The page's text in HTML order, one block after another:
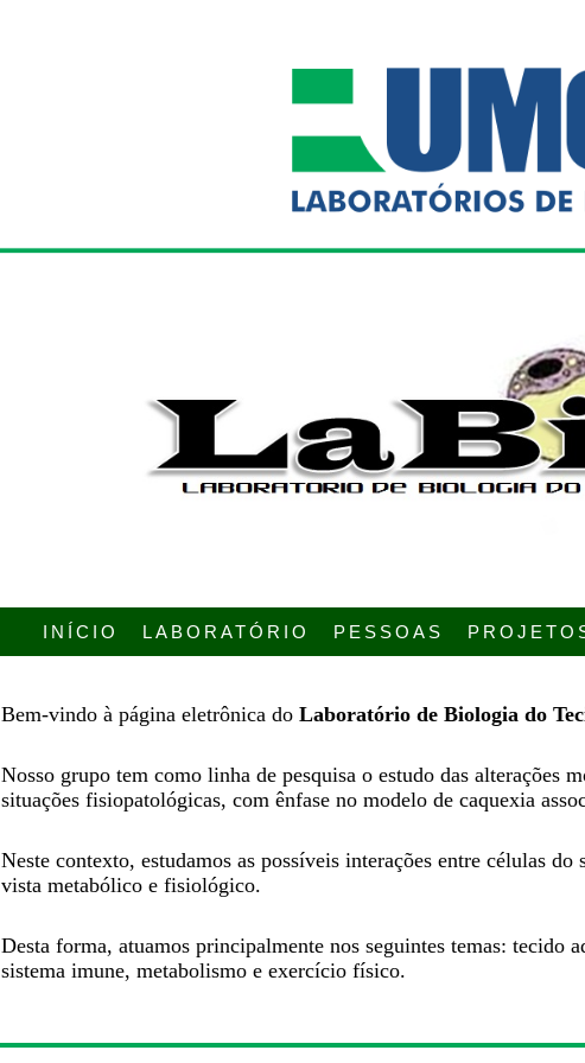
INÍCIO LABORATÓRIO PESSOAS
Bem-vindo à página eletrônica do Laboratório de Biologia do
Nosso grupo tem como linha de pesquisa o estudo das alterações
situações fisiopatológicas, com ênfase no modelo de caquexia
Neste contexto, estudamos as possíveis interações entre células
vista metabólico e fisiológico.
Desta forma, atuamos principalmente nos seguintes temas: tecido
sistema imune, metabolismo e exercício físico.